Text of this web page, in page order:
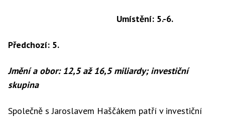
Umístění: 5.-6.
Předchozí: 5.
Jmění a obor: 12,5 až 16,5 miliardy; investiční
skupina
Společně s Jaroslavem Haščákem patří v investiční